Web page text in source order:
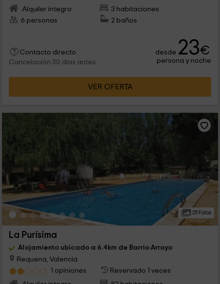
Alquiler íntegro
3 habitaciones
6 personas
2 baños
Contacto directo
Cancelación 30 días antes
desde 23€
persona y noche
VER OFERTA
25 Fotos
La Purísima
Alojamiento ubicado a 6.4km de Barrio Arroyo
Requena, Valencia
1 opiniones
Reservado 1 veces